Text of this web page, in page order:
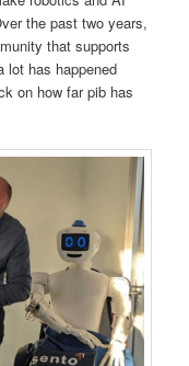
the past two years,
that supports
lot has happened
on how far pib has